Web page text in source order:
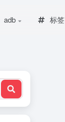
adb 标签